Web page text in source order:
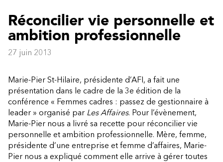
Sur mesure
À propos
Ressources
Réconcilier vie personnelle et
ambition professionnelle
27 juin 2013
Marie-Pier St-Hilaire, présidente d’AFI, a fait une
présentation dans le cadre de la 3e édition de la
conférence « Femmes cadres : passez de gestionnaire à
leader » organisé par Les Affaires. Pour l’évènement,
Marie-Pier nous a livré sa recette pour réconcilier vie
personnelle et ambition professionnelle. Mère, femme,
présidente d’une entreprise et femme d’affaires, Marie-
Pier nous a expliqué comment elle arrive à gérer toutes